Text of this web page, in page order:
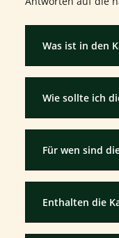
Was ist in den
Wie sollte ich
Für wen sind
Enthalten die